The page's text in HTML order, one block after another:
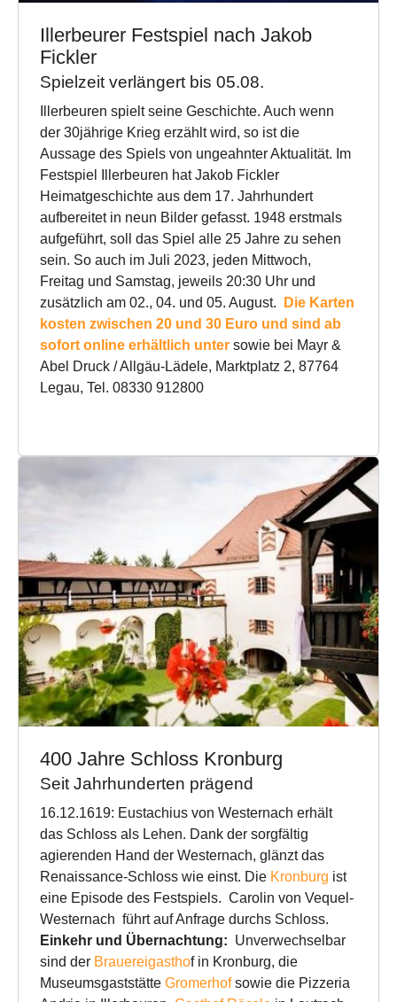
Illerbeurer Festspiel nach Jakob
Fickler
Spielzeit verlängert bis 05.08.
Illerbeuren spielt seine Geschichte. Auch wenn
der 30jährige Krieg erzählt wird, so ist die
Aussage des Spiels von ungeahnter Aktualität. Im
Festspiel Illerbeuren hat Jakob Fickler
Heimatgeschichte aus dem 17. Jahrhundert
aufbereitet in neun Bilder gefasst. 1948 erstmals
aufgeführt, soll das Spiel alle 25 Jahre zu sehen
sein. So auch im Juli 2023, jeden Mittwoch,
Freitag und Samstag, jeweils 20:30 Uhr und
zusätzlich am 02., 04. und 05. August.
Die Karten
kosten zwischen 20 und 30 Euro und sind ab
sofort online erhältlich unter sowie bei Mayr &
Abel Druck / Allgäu-Lädele, Marktplatz 2, 87764
Legau, Tel. 08330 912800
400 Jahre Schloss Kronburg
Seit Jahrhunderten prägend
16.12.1619: Eustachius von Westernach erhält
das Schloss als Lehen. Dank der sorgfältig
agierenden Hand der Westernach, glänzt das
Renaissance-Schloss wie einst. Die Kronburg ist
eine Episode des Festspiels. Carolin von Vequel-
Westernach führt auf Anfrage durchs Schloss.
Einkehr und Übernachtung: Unverwechselbar
sind der Brauereigasthof in Kronburg, die
Museumsgaststätte Gromerhofsowie die Pizzeria